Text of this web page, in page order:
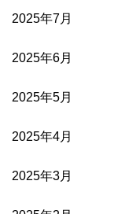
2025年7月
2025年6月
2025年5月
2025年4月
2025年3月